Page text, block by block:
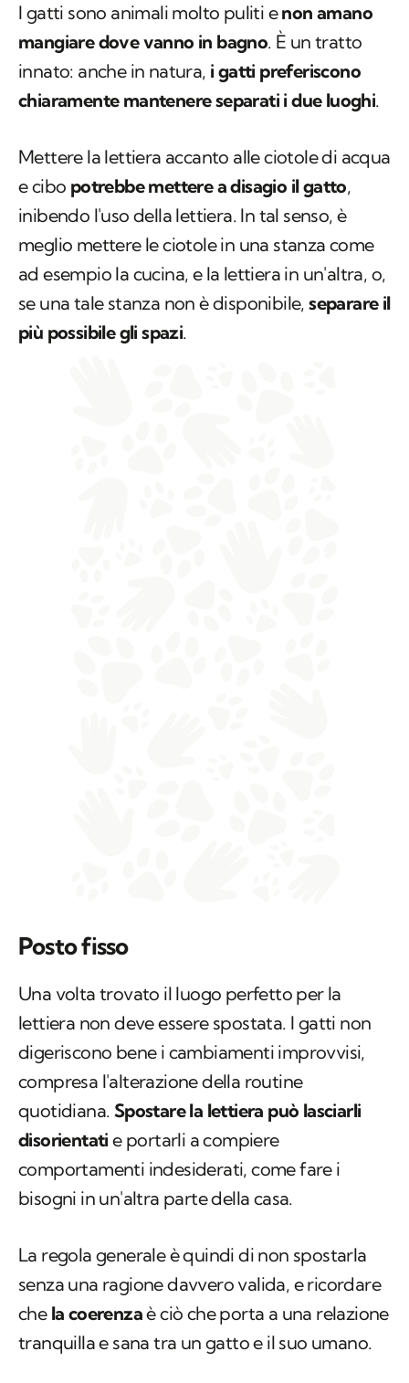
I gatti sono animali molto puliti enon amano
mangiare dove vanno in bagno. È un tratto
innato: anche in natura, i gatti preferiscono
chiaramente mantenere separati i due luoghi.
Mettere la lettiera accanto alle ciotole di acqua
e cibo potrebbe mettere a disagio il gatto,
inibendo l'uso della lettiera. In tal senso, è
meglio mettere le ciotole in una stanza come
ad esempio la cucina, e la lettiera in un'altra, o,
se una tale stanza non è disponibile,separare il
più possibile gli spazi.
Posto fisso
Una volta trovato il luogo perfetto per la
lettiera non deve essere spostata. I gatti non
digeriscono bene i cambiamenti improvvisi,
compresa l'alterazione della routine
quotidiana. Spostare la lettiera può lasciarli
disorientati e portarli a compiere
comportamenti indesiderati, come fare i
bisogni in un'altra parte della casa.
La regola generale è quindi di non spostarla
senza una ragione davvero valida, e ricordare
chela coerenzaè ciò che porta a una relazione
tranquilla e sana tra un gatto e il suo umano.